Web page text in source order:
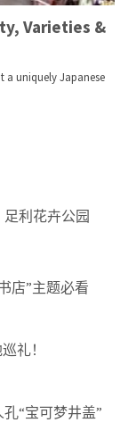
利花卉公园
店”主题必看
礼！
“宝可梦井盖”